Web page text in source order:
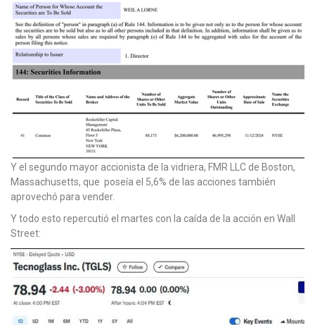
Y el segundo mayor accionista de la vidriera, FMR LLC de Boston,
Massachusetts, que poseía el 5,6% de las acciones también
aprovechó para vender.
Y todo esto repercutió el martes con la caída de la acción en Wall
Street: